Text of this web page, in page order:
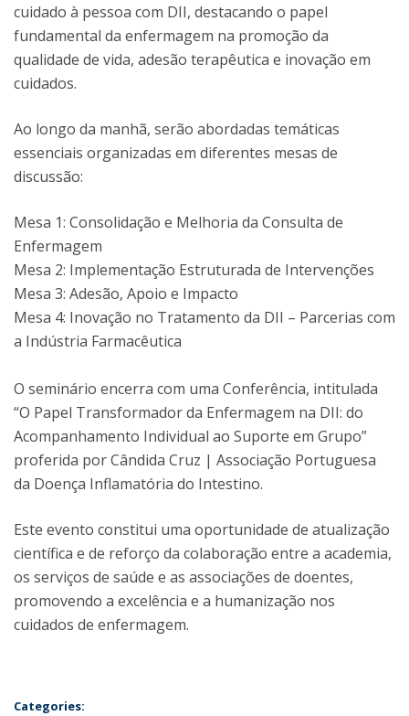
cuidado à pessoa com DII, destacando o papel
fundamental da enfermagem na promoção da
qualidade de vida, adesão terapêutica e inovação em
cuidados.
Ao longo da manhã, serão abordadas temáticas
essenciais organizadas em diferentes mesas de
discussão:
Mesa 1: Consolidação e Melhoria da Consulta de
Enfermagem
Mesa 2: Implementação Estruturada de Intervenções
Mesa 3: Adesão, Apoio e Impacto
Mesa 4: Inovação no Tratamento da DII – Parcerias com
a Indústria Farmacêutica
O seminário encerra com uma Conferência, intitulada
“O Papel Transformador da Enfermagem na DII: do
Acompanhamento Individual ao Suporte em Grupo”
proferida por Cândida Cruz | Associação Portuguesa
da Doença Inflamatória do Intestino.
Este evento constitui uma oportunidade de atualização
científica e de reforço da colaboração entre a academia,
os serviços de saúde e as associações de doentes,
promovendo a excelência e a humanização nos
cuidados de enfermagem.
Categories: